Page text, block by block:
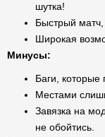
шутка!
Быстрый матч,
Широкая
Минусы:
Баги, которые
Местами
Завязка на
не обойтись.